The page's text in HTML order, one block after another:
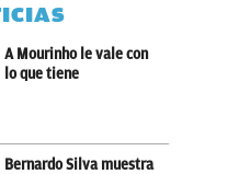
A Mourinho le vale con
lo que tiene
Bernardo Silva muestra